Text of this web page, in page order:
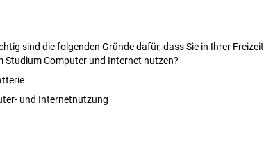
sind die folgenden Gründe dafür, dass Sie in Ihrer Freizeit
Studium Computer und Internet nutzen?
und Internetnutzung